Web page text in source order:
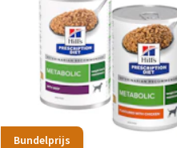
Bundelprijs